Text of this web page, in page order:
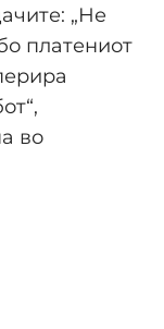
„Не
платениот
во